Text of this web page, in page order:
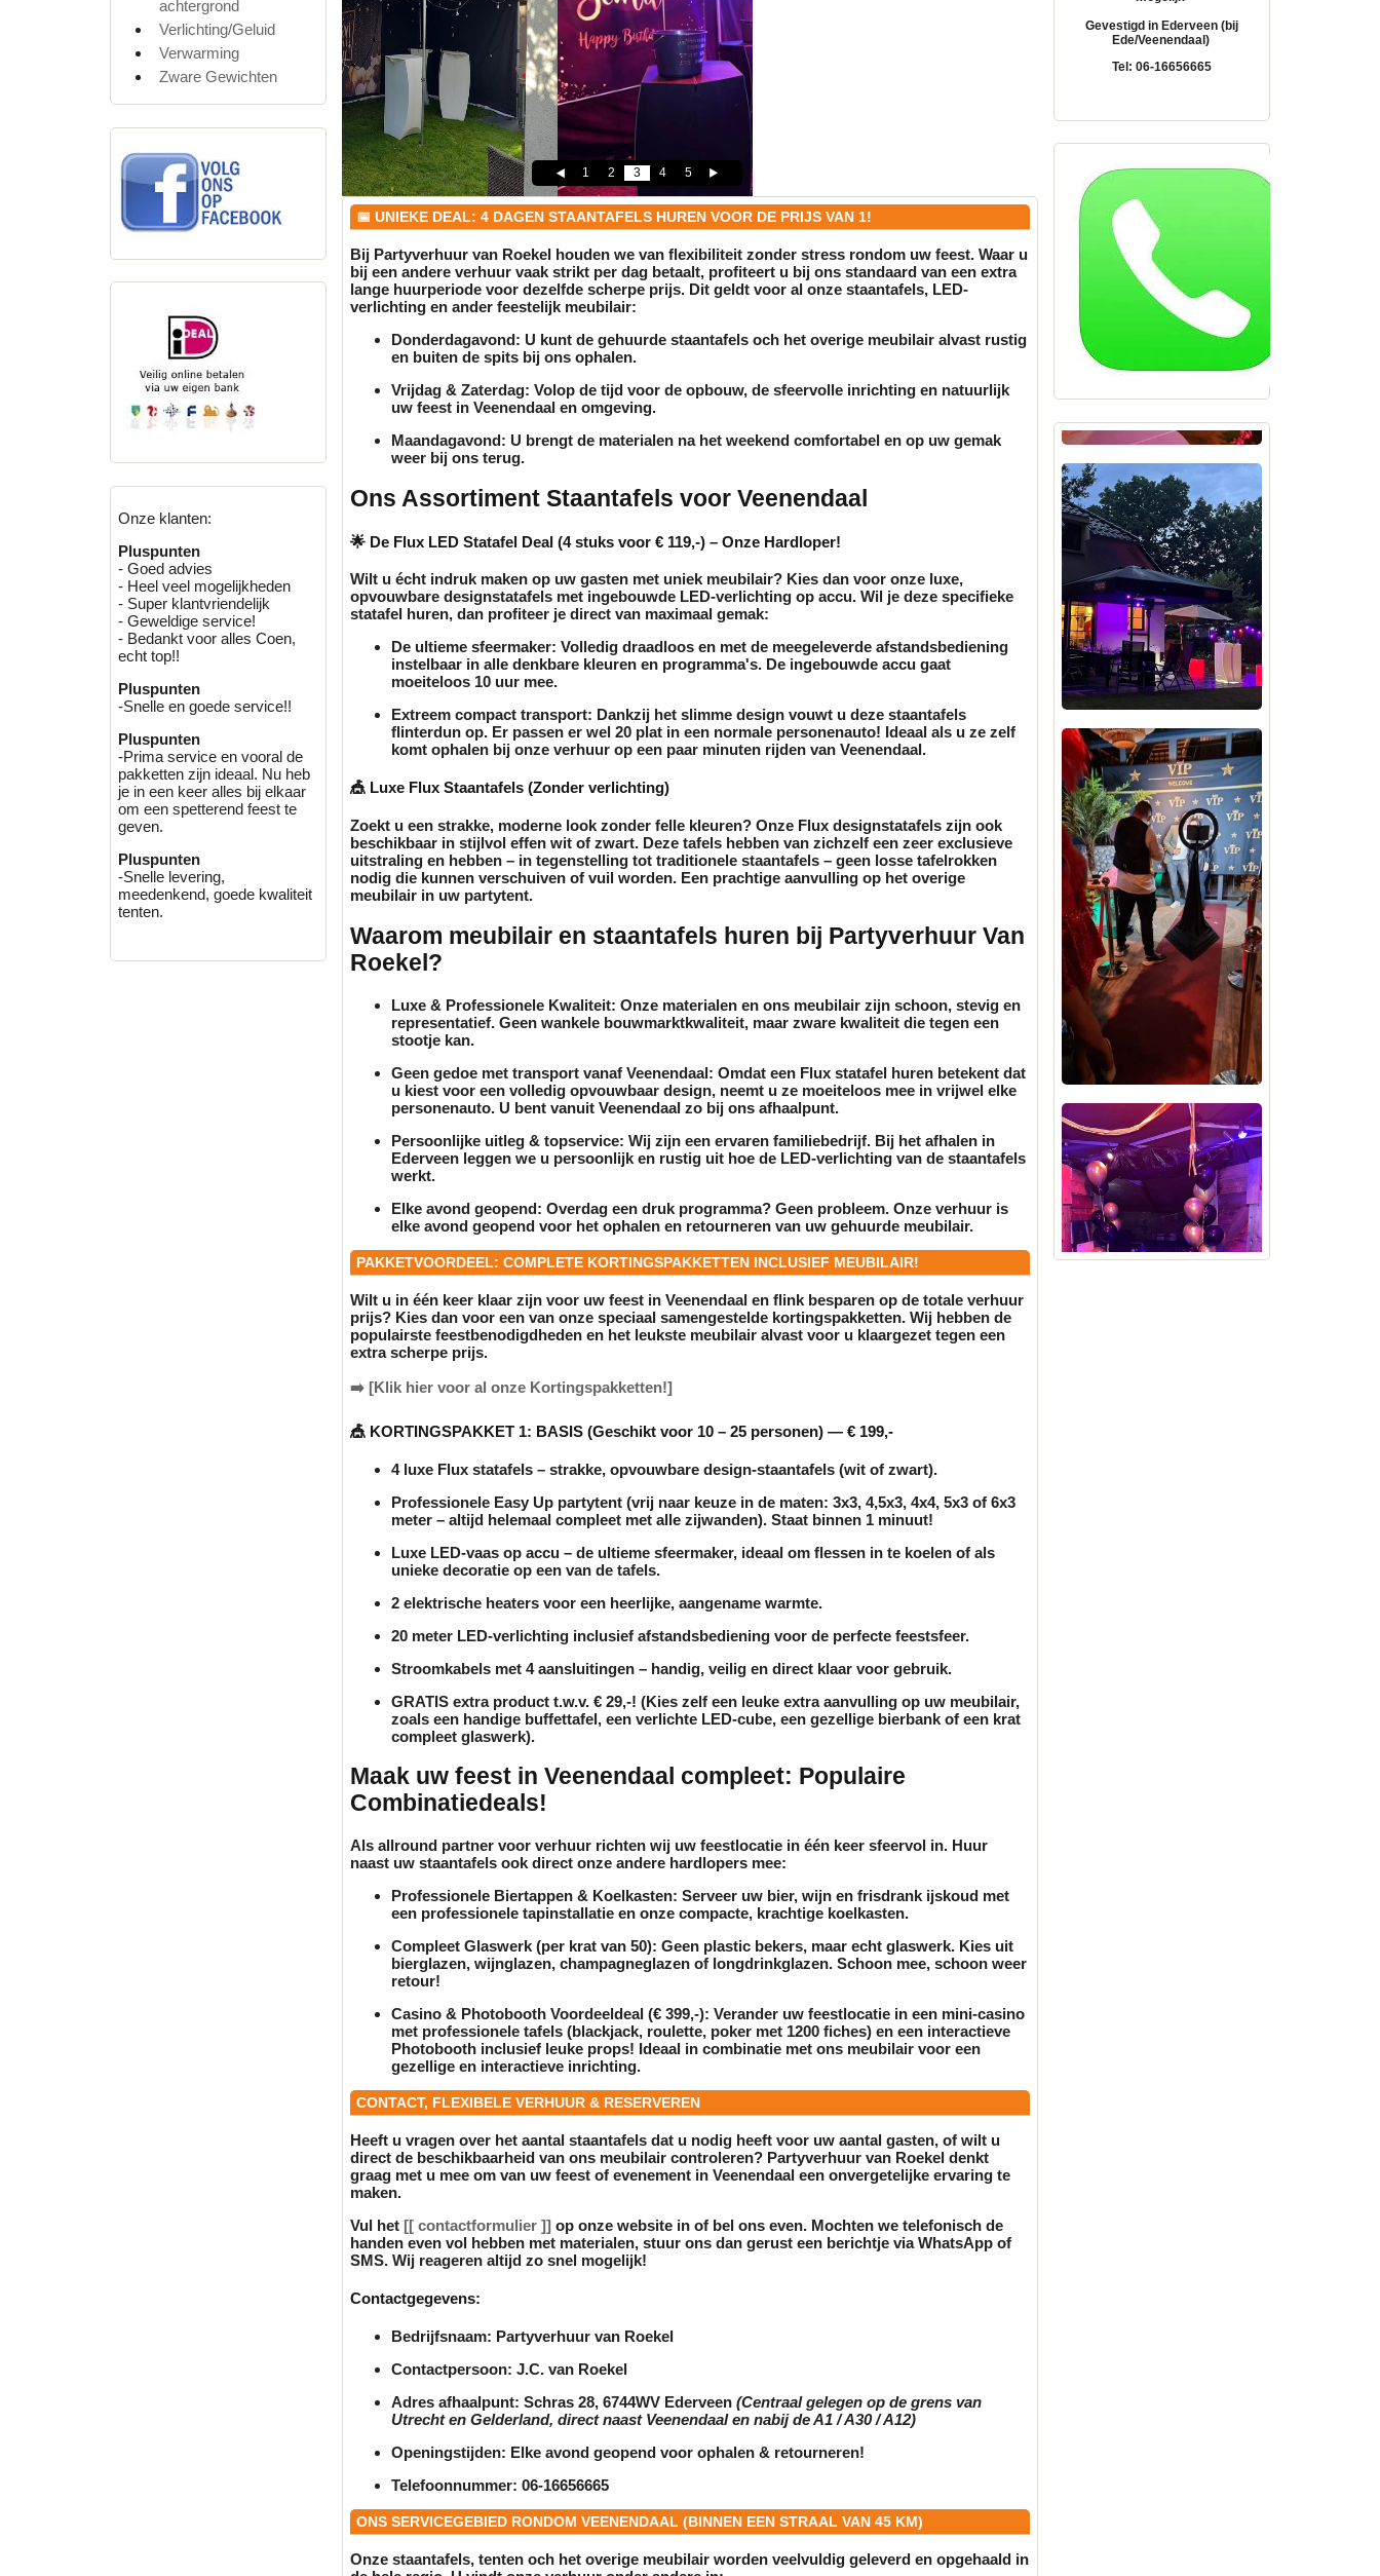
achtergrond
Verlichting/Geluid
Verwarming
Zware Gewichten
Onze klanten:
Pluspunten
- Goed advies
- Heel veel mogelijkheden
- Super klantvriendelijk
- Geweldige service!
- Bedankt voor alles Coen,
echt top!!
Pluspunten
-Snelle en goede service!!
Pluspunten
-Prima service en vooral de
pakketten zijn ideaal. Nu heb
je in een keer alles bij elkaar
om een spetterend feest te
geven.
Pluspunten
-Snelle levering,
meedenkend, goede kwaliteit
tenten.
1 2 3 4 5
📅 UNIEKE DEAL: 4 DAGEN STAANTAFELS HUREN VOOR DE PRIJS VAN 1!
Bij Partyverhuur van Roekel houden we van flexibiliteit zonder stress rondom uw feest. Waar u
bij een andere verhuur vaak strikt per dag betaalt, profiteert u bij ons standaard van een extra
lange huurperiode voor dezelfde scherpe prijs. Dit geldt voor al onze staantafels, LED-
verlichting en ander feestelijk meubilair:
Donderdagavond: U kunt de gehuurde staantafels och het overige meubilair alvast rustig
en buiten de spits bij ons ophalen.
Vrijdag & Zaterdag: Volop de tijd voor de opbouw, de sfeervolle inrichting en natuurlijk
uw feest in Veenendaal en omgeving.
Maandagavond: U brengt de materialen na het weekend comfortabel en op uw gemak
weer bij ons terug.
Ons Assortiment Staantafels voor Veenendaal
🌟 De Flux LED Statafel Deal (4 stuks voor € 119,-) – Onze Hardloper!
Wilt u écht indruk maken op uw gasten met uniek meubilair? Kies dan voor onze luxe,
opvouwbare designstatafels met ingebouwde LED-verlichting op accu. Wil je deze specifieke
statafel huren, dan profiteer je direct van maximaal gemak:
De ultieme sfeermaker: Volledig draadloos en met de meegeleverde afstandsbediening
instelbaar in alle denkbare kleuren en programma's. De ingebouwde accu gaat
moeiteloos 10 uur mee.
Extreem compact transport: Dankzij het slimme design vouwt u deze staantafels
flinterdun op. Er passen er wel 20 plat in een normale personenauto! Ideaal als u ze zelf
komt ophalen bij onze verhuur op een paar minuten rijden van Veenendaal.
🎪 Luxe Flux Staantafels (Zonder verlichting)
Zoekt u een strakke, moderne look zonder felle kleuren? Onze Flux designstatafels zijn ook
beschikbaar in stijlvol effen wit of zwart. Deze tafels hebben van zichzelf een zeer exclusieve
uitstraling en hebben – in tegenstelling tot traditionele staantafels – geen losse tafelrokken
nodig die kunnen verschuiven of vuil worden. Een prachtige aanvulling op het overige
meubilair in uw partytent.
Waarom meubilair en staantafels huren bij Partyverhuur Van
Roekel?
Luxe & Professionele Kwaliteit: Onze materialen en ons meubilair zijn schoon, stevig en
representatief. Geen wankele bouwmarktkwaliteit, maar zware kwaliteit die tegen een
stootje kan.
Geen gedoe met transport vanaf Veenendaal: Omdat een Flux statafel huren betekent dat
u kiest voor een volledig opvouwbaar design, neemt u ze moeiteloos mee in vrijwel elke
personenauto. U bent vanuit Veenendaal zo bij ons afhaalpunt.
Persoonlijke uitleg & topservice: Wij zijn een ervaren familiebedrijf. Bij het afhalen in
Ederveen leggen we u persoonlijk en rustig uit hoe de LED-verlichting van de staantafels
werkt.
Elke avond geopend: Overdag een druk programma? Geen probleem. Onze verhuur is
elke avond geopend voor het ophalen en retourneren van uw gehuurde meubilair.
PAKKETVOORDEEL: COMPLETE KORTINGSPAKKETTEN INCLUSIEF MEUBILAIR!
Wilt u in één keer klaar zijn voor uw feest in Veenendaal en flink besparen op de totale verhuur
prijs? Kies dan voor een van onze speciaal samengestelde kortingspakketten. Wij hebben de
populairste feestbenodigdheden en het leukste meubilair alvast voor u klaargezet tegen een
extra scherpe prijs.
➡️ [Klik hier voor al onze Kortingspakketten!]
🎪 KORTINGSPAKKET 1: BASIS (Geschikt voor 10 – 25 personen) — € 199,-
4 luxe Flux statafels – strakke, opvouwbare design-staantafels (wit of zwart).
Professionele Easy Up partytent (vrij naar keuze in de maten: 3x3, 4,5x3, 4x4, 5x3 of 6x3
meter – altijd helemaal compleet met alle zijwanden). Staat binnen 1 minuut!
Luxe LED-vaas op accu – de ultieme sfeermaker, ideaal om flessen in te koelen of als
unieke decoratie op een van de tafels.
2 elektrische heaters voor een heerlijke, aangename warmte.
20 meter LED-verlichting inclusief afstandsbediening voor de perfecte feestsfeer.
Stroomkabels met 4 aansluitingen – handig, veilig en direct klaar voor gebruik.
GRATIS extra product t.w.v. € 29,-! (Kies zelf een leuke extra aanvulling op uw meubilair,
zoals een handige buffettafel, een verlichte LED-cube, een gezellige bierbank of een krat
compleet glaswerk).
Maak uw feest in Veenendaal compleet: Populaire
Combinatiedeals!
Als allround partner voor verhuur richten wij uw feestlocatie in één keer sfeervol in. Huur
naast uw staantafels ook direct onze andere hardlopers mee:
Professionele Biertappen & Koelkasten: Serveer uw bier, wijn en frisdrank ijskoud met
een professionele tapinstallatie en onze compacte, krachtige koelkasten.
Compleet Glaswerk (per krat van 50): Geen plastic bekers, maar echt glaswerk. Kies uit
bierglazen, wijnglazen, champagneglazen of longdrinkglazen. Schoon mee, schoon weer
retour!
Casino & Photobooth Voordeeldeal (€ 399,-): Verander uw feestlocatie in een mini-casino
met professionele tafels (blackjack, roulette, poker met 1200 fiches) en een interactieve
Photobooth inclusief leuke props! Ideaal in combinatie met ons meubilair voor een
gezellige en interactieve inrichting.
CONTACT, FLEXIBELE VERHUUR & RESERVEREN
Heeft u vragen over het aantal staantafels dat u nodig heeft voor uw aantal gasten, of wilt u
direct de beschikbaarheid van ons meubilair controleren? Partyverhuur van Roekel denkt
graag met u mee om van uw feest of evenement in Veenendaal een onvergetelijke ervaring te
maken.
Vul het [[ contactformulier ]] op onze website in of bel ons even. Mochten we telefonisch de
handen even vol hebben met materialen, stuur ons dan gerust een berichtje via WhatsApp of
SMS. Wij reageren altijd zo snel mogelijk!
Contactgegevens:
Bedrijfsnaam: Partyverhuur van Roekel
Contactpersoon: J.C. van Roekel
Adres afhaalpunt: Schras 28, 6744WV Ederveen (Centraal gelegen op de grens van
Utrecht en Gelderland, direct naast Veenendaal en nabij de A1 / A30 / A12)
Openingstijden: Elke avond geopend voor ophalen & retourneren!
Telefoonnummer: 06-16656665
ONS SERVICEGEBIED RONDOM VEENENDAAL (BINNEN EEN STRAAL VAN 45 KM)
Onze staantafels, tenten och het overige meubilair worden veelvuldig geleverd en opgehaald in
Gevestigd in Ederveen (bij
Ede/Veenendaal)
Tel: 06-16656665